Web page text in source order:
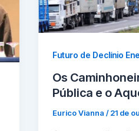
Futuro de Declínio
Os
Pública e o
Eurico Vianna /21 de